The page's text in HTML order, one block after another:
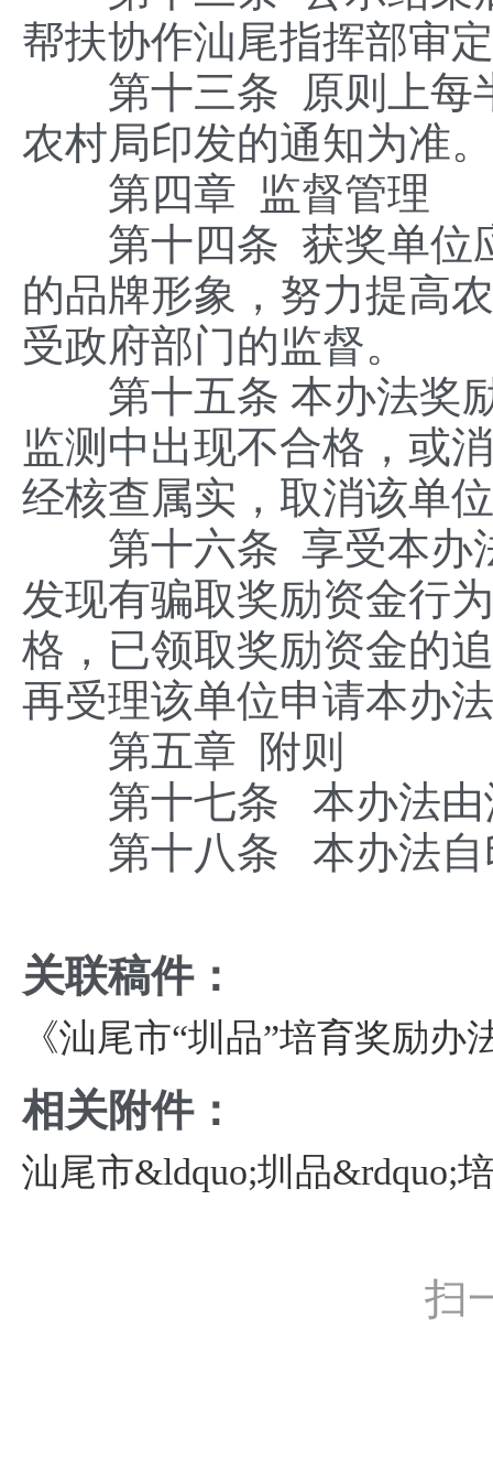
帮扶协作汕尾指挥部审
第十三条 原则上每半
农村局印发的通知为准。
第四章 监督管理
第十四条 获奖单位应
的品牌形象，努力提高
受政府部门的监督。
第十五条 本办法奖励
监测中出现不合格，或
经核查属实，取消该单
第十六条 享受本办法
发现有骗取奖励资金行
格，已领取奖励资金的
再受理该单位申请本办
第五章 附则
第十七条 本办法由
第十八条 本办法自
关联稿件：
《汕尾市“圳品”培育奖励
相关附件：
汕尾市&ldquo;圳品&rdquo;
扫